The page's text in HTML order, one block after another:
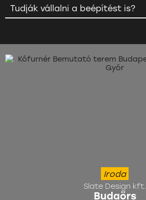
Tudják vállalni a beépítést is?
Iroda
Slate Design kft.
Budaörs